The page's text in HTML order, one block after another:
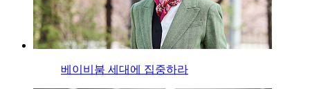
베이비붐 세대에 집중하라